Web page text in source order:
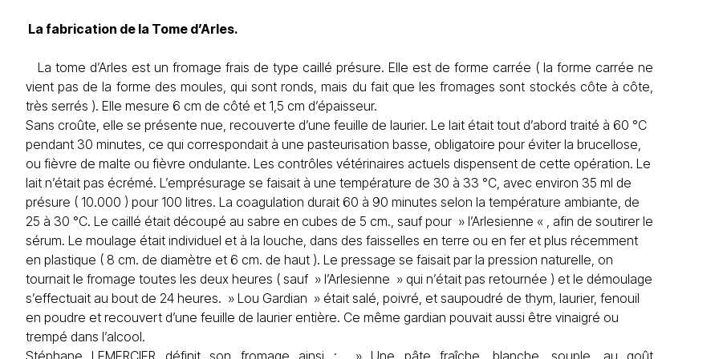
La fabrication de la Tome d’Arles.
La tome d’Arles est un fromage frais de type caillé présure. Elle est de forme carrée ( la forme carrée ne
vient pas de la forme des moules, qui sont ronds, mais du fait que les fromages sont stockés côte à côte,
très serrés ). Elle mesure 6 cm de côté et 1,5 cm d’épaisseur.
Sans croûte, elle se présente nue, recouverte d’une feuille de laurier. Le lait était tout d’abord traité à 60 °C
pendant 30 minutes, ce qui correspondait à une pasteurisation basse, obligatoire pour éviter la brucellose,
ou fièvre de malte ou fièvre ondulante. Les contrôles vétérinaires actuels dispensent de cette opération. Le
lait n’était pas écrémé. L’emprésurage se faisait à une température de 30 à 33 °C, avec environ 35 ml de
présure ( 10.000 ) pour 100 litres. La coagulation durait 60 à 90 minutes selon la température ambiante, de
25 à 30 °C. Le caillé était découpé au sabre en cubes de 5 cm., sauf pour » l’Arlesienne « , afin de soutirer le
sérum. Le moulage était individuel et à la louche, dans des faisselles en terre ou en fer et plus récemment
en plastique ( 8 cm. de diamètre et 6 cm. de haut ). Le pressage se faisait par la pression naturelle, on
tournait le fromage toutes les deux heures ( sauf » l’Arlesienne » qui n’était pas retournée ) et le démoulage
s’effectuait au bout de 24 heures. » Lou Gardian » était salé, poivré, et saupoudré de thym, laurier, fenouil
en poudre et recouvert d’une feuille de laurier entière. Ce même gardian pouvait aussi être vinaigré ou
trempé dans l’alcool.
Stéphane LEMERCIER définit son fromage ainsi : » Une pâte fraîche, blanche, souple, au goût